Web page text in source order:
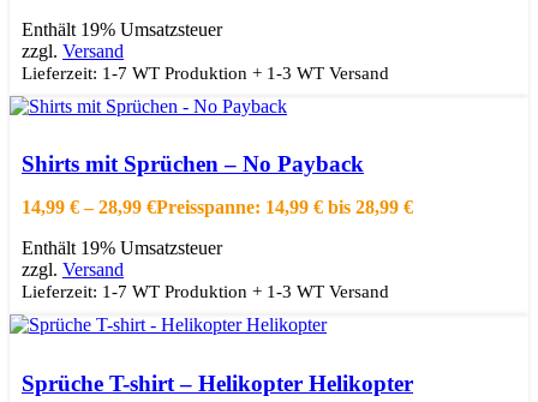
Enthält 19% Umsatzsteuer
zzgl. Versand
Lieferzeit: 1-7 WT Produktion + 1-3 WT Versand
Schnellansicht
Shirts mit Sprüchen – No Payback
14,99 € –28,99 €Preisspanne: 14,99 € bis 28,99 €
Enthält 19% Umsatzsteuer
zzgl. Versand
Lieferzeit: 1-7 WT Produktion + 1-3 WT Versand
Schnellansicht
Sprüche T-shirt – Helikopter Helikopter